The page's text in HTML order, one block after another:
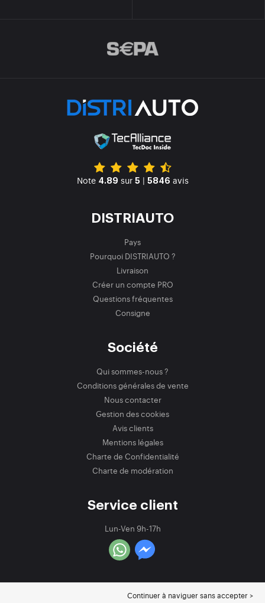
Note 4.89 sur 5 | 5846 avis
DISTRIAUTO
Pays
Pourquoi DISTRIAUTO ?
Livraison
Créer un compte PRO
Questions fréquentes
Consigne
Société
Qui sommes-nous ?
Conditions générales de vente
Nous contacter
Gestion des cookies
Avis clients
Mentions légales
Charte de Confidentialité
Charte de modération
Service client
Lun-Ven 9h-17h
Continuer à naviguer sans accepter >